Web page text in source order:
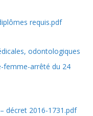
requis.pdf
odontologiques
femme-arrêté du 24
décret 2016-1731.pdf